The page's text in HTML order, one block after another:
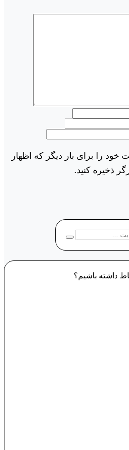
خود را برای بار دیگر که اظهار
ذخیره کنید.
داشته باشیم؟